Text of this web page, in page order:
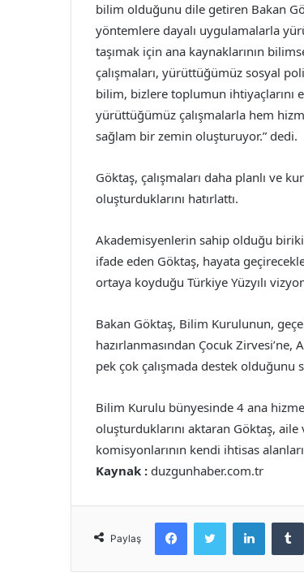
bilim olduğunu dile getiren Bakan
yöntemlere dayalı uygulamalarla
taşımak için ana kaynaklarının
çalışmaları, yürüttüğümüz sosyal
bilim, bizlere toplumun ihtiyaçlarını
yürüttüğümüz çalışmalarla hem
sağlam bir zemin oluşturuyor.” dedi.
Göktaş, çalışmaları daha planlı ve
oluşturduklarını hatırlattı.
Akademisyenlerin sahip olduğu
ifade eden Göktaş, hayata
ortaya koyduğu Türkiye Yüzyılı
Bakan Göktaş, Bilim Kurulunun,
hazırlanmasından Çocuk
pek çok çalışmada destek olduğunu
Bilim Kurulu bünyesinde 4 ana
oluşturduklarını aktaran Göktaş,
komisyonlarının kendi ihtisas
Kaynak : duzgunhaber.com.tr
Paylaş
FacebookTwitter LinkedIn